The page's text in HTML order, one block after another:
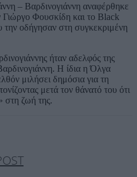
– Βαρδινογιάννη αναφέρθηκε
Γιώργο Φουσκίδη και το Black
οδήγησαν στη συγκεκριμένη
ήταν αδελφός της
Η ίδια η Όλγα
μιλήσει δημόσια για τη
μετά τον θάνατό του ότι
στη ζωή της.